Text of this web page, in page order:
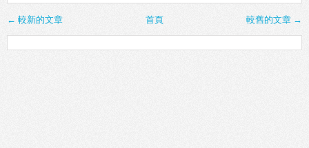
← 較新的文章 較舊的文章 →
首頁